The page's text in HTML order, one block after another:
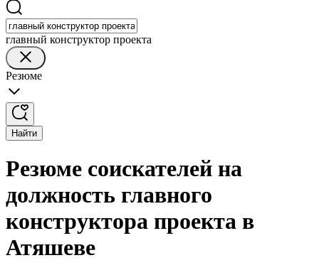
главный конструктор проекта
Резюме
Найти
Резюме соискателей на
должность главного
конструктора проекта в
Атяшеве